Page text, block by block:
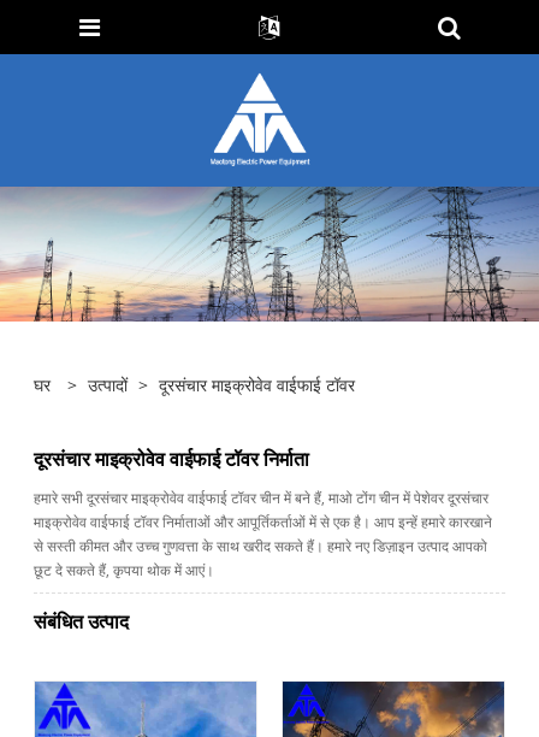
घर > उत्पादों > दूरसंचार माइक्रोवेव वाईफाई टॉवर
दूरसंचार माइक्रोवेव वाईफाई टॉवर निर्माता
हमारे सभी दूरसंचार माइक्रोवेव वाईफाई टॉवर चीन में बने हैं, माओ टोंग चीन में पेशेवर दूरसंचार
माइक्रोवेव वाईफाई टॉवर निर्माताओं और आपूर्तिकर्ताओं में से एक है। आप इन्हें हमारे कारखाने
से सस्ती कीमत और उच्च गुणवत्ता के साथ खरीद सकते हैं। हमारे नए डिज़ाइन उत्पाद आपको
छूट दे सकते हैं, कृपया थोक में आएं।
संबंधित उत्पाद